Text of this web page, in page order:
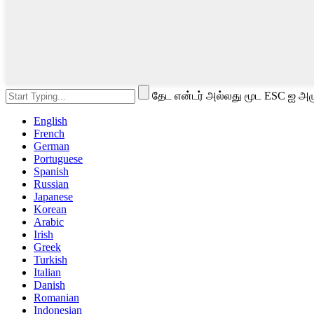
தேட என்டர் அல்லது மூட ESC ஐ
English
French
German
Portuguese
Spanish
Russian
Japanese
Korean
Arabic
Irish
Greek
Turkish
Italian
Danish
Romanian
Indonesian